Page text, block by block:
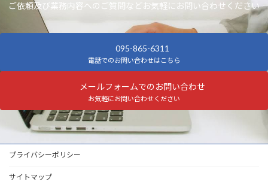
ご依頼及び業務内容へのご質問などお気軽にお問い合わせください
095-865-6311
電話でのお問い合わせはこちら
メールフォームでのお問い合わせ
お気軽にお問い合わせください
プライバシーポリシー
サイトマップ